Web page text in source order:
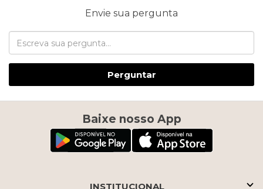
Envie sua pergunta
Perguntar
Baixe nosso App
INSTITUCIONAL